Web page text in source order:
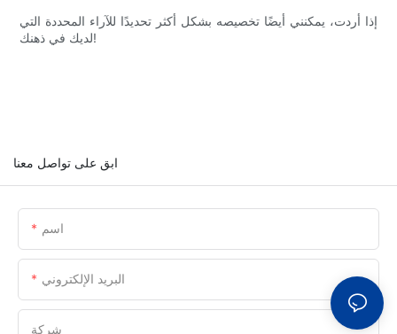
إذا أردت، يمكنني أيضًا تخصيصه بشكل أكثر تحديدًا للآراء المحددة التي
لديك في ذهنك!
ابق على تواصل معنا
اسم
البريد الإلكتروني
شركة